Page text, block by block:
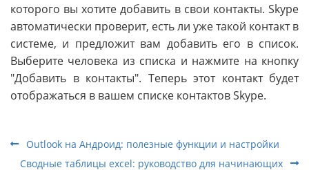
которого вы хотите добавить в свои контакты. Skype
автоматически проверит, есть ли уже такой контакт в
системе, и предложит вам добавить его в список.
Выберите человека из списка и нажмите на кнопку
"Добавить в контакты". Теперь этот контакт будет
отображаться в вашем списке контактов Skype.
Outlook на Андроид: полезные функции и настройки
Сводные таблицы excel: руководство для начинающих